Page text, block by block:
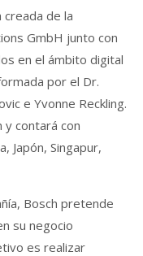
creada de la
GmbH junto con
en el ámbito digital
por el Dr.
e Yvonne Reckling.
y contará con
Japón, Singapur,
Bosch pretende
su negocio
es realizar